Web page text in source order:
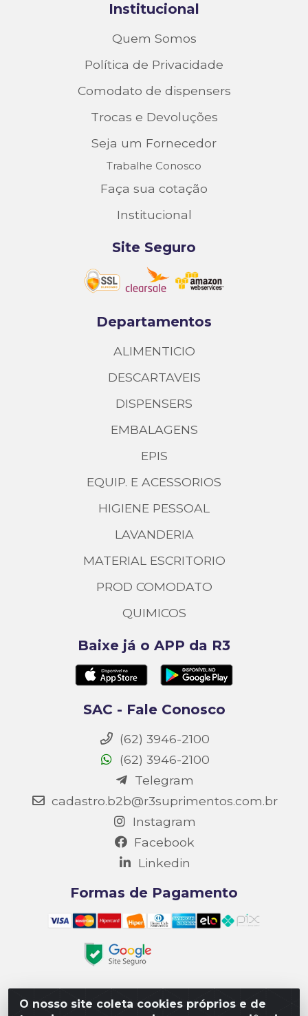
O nosso site coleta cookies próprios e de
Institucional
Quem Somos
Política de Privacidade
Comodato de dispensers
Trocas e Devoluções
Seja um Fornecedor
Trabalhe Conosco
Faça sua cotação
Institucional
Site Seguro
Departamentos
ALIMENTICIO
DESCARTAVEIS
DISPENSERS
EMBALAGENS
EPIS
EQUIP. E ACESSORIOS
HIGIENE PESSOAL
LAVANDERIA
MATERIAL ESCRITORIO
PROD COMODATO
QUIMICOS
Baixe já o APP da R3
SAC - Fale Conosco
(62) 3946-2100
(62) 3946-2100
Telegram
cadastro.b2b@r3suprimentos.com.br
Instagram
Facebook
Linkedin
Formas de Pagamento
Matriz R3 Suprimentos - Rua 14, Polo Empresarial Goiás